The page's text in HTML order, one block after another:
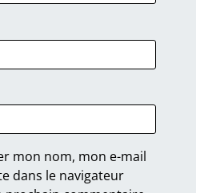
mon nom, mon e-mail
dans le navigateur